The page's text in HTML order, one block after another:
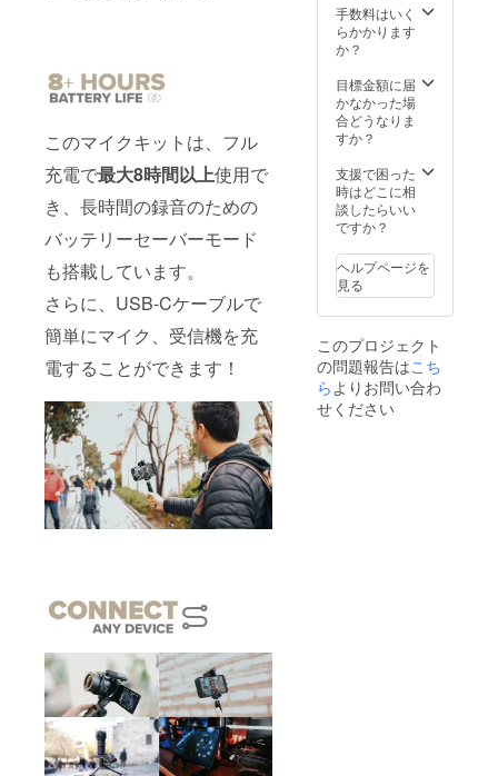
このマイクキットは、フル
充電で最大8時間以上使用で
き、長時間の録音のための
バッテリーセーバーモード
も搭載しています。
さらに、USB-Cケーブルで
簡単にマイク、受信機を充
電することができます！
手数料はいく
らかかります
か？
目標金額に届
かなかった場
合どうなりま
すか？
支援で困った
時はどこに相
談したらいい
ですか？
ヘルプページを
見る
このプロジェクト
の問題報告はこち
らよりお問い合わ
せください